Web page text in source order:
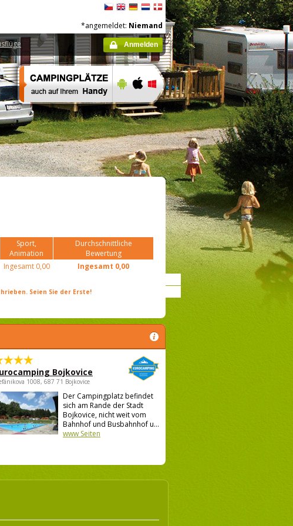
*angemeldet: Niemand
Anmelden
Sport,
Animation
Durchschnittliche
Bewertung
Ingesamt0,00 Ingesamt 0,00
Seien Sie der Erste!
Bojkovice
1008, 687 71 Bojkovice
Der Campingplatz befindet
sich am Rande der Stadt
Bojkovice, nicht weit vom
Bahnhof und Busbahnhof u...
www Seiten